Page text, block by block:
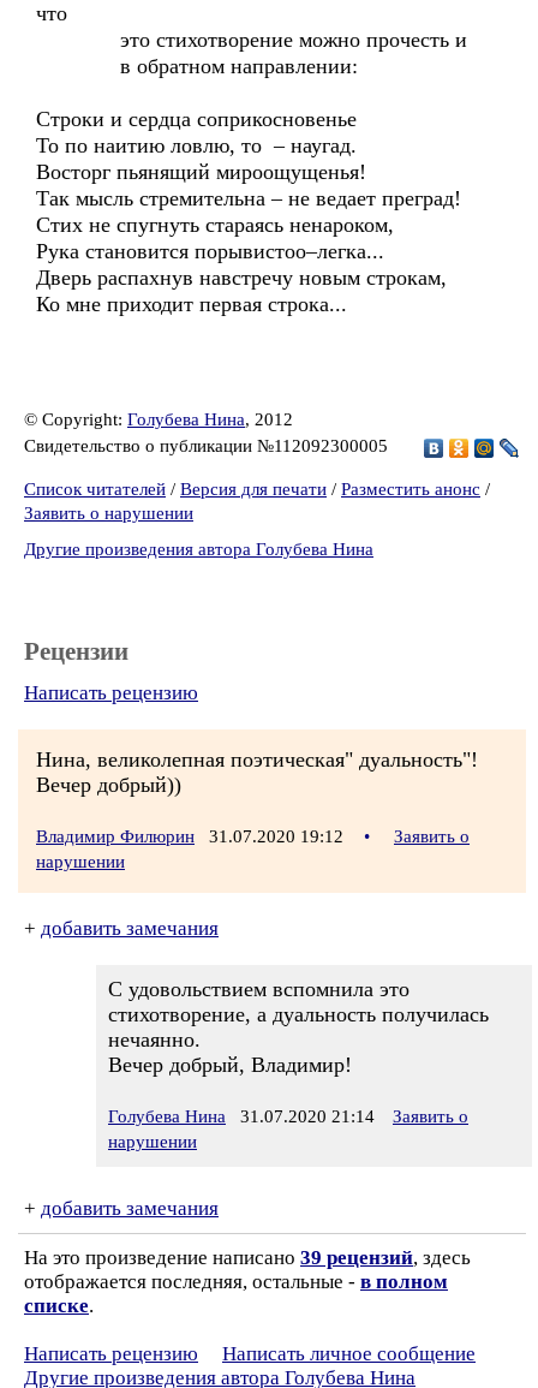
что
это стихотворение можно прочесть и
в обратном направлении:
Строки и сердца соприкосновенье
То по наитию ловлю, то – наугад.
Восторг пьянящий мироощущенья!
Так мысль стремительна – не ведает преград!
Стих не спугнуть стараясь ненароком,
Рука становится порывистоо–легка...
Дверь распахнув навстречу новым строкам,
Ко мне приходит первая строка...
© Copyright: Голубева Нина, 2012
Свидетельство о публикации №112092300005
Список читателей / Версия для печати / Разместить анонс /
Заявить о нарушении
Другие произведения автора Голубева Нина
Рецензии
Написать рецензию
Нина, великолепная поэтическая" дуальность"!
Вечер добрый))
Владимир Филюрин 31.07.2020 19:12 •
Заявить о
нарушении
+ добавить замечания
С удовольствием вспомнила это
стихотворение, а дуальность получилась
нечаянно.
Вечер добрый, Владимир!
Голубева Нина 31.07.2020 21:14
Заявить о
нарушении
+ добавить замечания
На это произведение написано 39 рецензий, здесь
отображается последняя, остальные - в полном
списке.
Написать рецензию
Написать личное сообщение
Другие произведения автора Голубева Нина